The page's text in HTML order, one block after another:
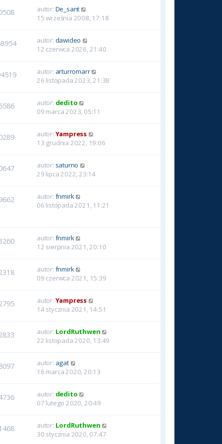
autor: De_sant
15 września 2008, 17:18
autor: dawideo
12 czerwca 2026, 21:40
autor: arturromarr
26 listopada 2023, 21:38
autor: dedito
09 marca 2023, 05:11
autor: Yampress
13 grudnia 2022, 19:06
autor: saturno
29 lipca 2022, 23:14
autor: fnmirk
06 listopada 2021, 11:21
autor: fnmirk
12 sierpnia 2021, 20:10
autor: fnmirk
09 czerwca 2021, 15:39
autor: Yampress
14 stycznia 2021, 14:51
autor: LordRuthwen
22 listopada 2020, 13:49
autor: agat
16 marca 2020, 20:13
autor: dedito
07 lutego 2020, 20:49
autor: LordRuthwen
30 stycznia 2020, 07:47